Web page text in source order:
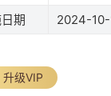
期 2024-
升级VIP